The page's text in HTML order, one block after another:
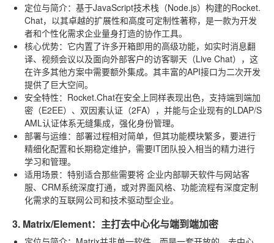
定位与简介：基于JavaScript技术栈（Node.js）构建的Rocket.
Chat，以其卓越的扩展性和高度可定制性著称，是一款为开发
者和个性化需求企业量身打造的协作工具。
核心优势：它内置了许多开箱即用的高级功能，如实时消息翻
译、视频会议以及面向外部客户的访客聊天（Live Chat），这
在许多其他方案中需要额外集成。其丰富的API接口为二次开发
提供了巨大空间。
安全特性：Rocket.Chat在安全上同样表现出色，支持端到端加
密（E2EE）、双因素认证（2FA），并能与企业现有的LDAP/S
AML认证体系无缝集成，强化身份管理。
部署与运维：部署过程相对简单，但其功能模块繁多，要进行
精细化配置和长期稳定维护，需要IT团队投入相当的精力进行
学习和管理。
适用场景：特别适合那些需要将 企业内部聊天软件与网站客
服、CRM系统深度打通，或对界面风格、功能流程有深度定制
化需求的互联网公司和技术驱动型企业。
3. Matrix/Element：主打去中心化与端到端加密